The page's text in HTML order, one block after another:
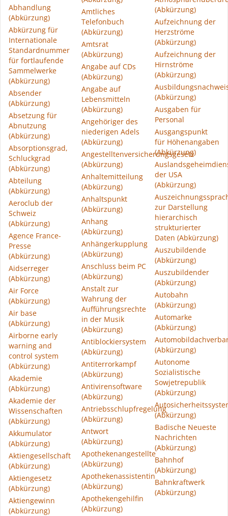
Abhandlung
(Abkürzung)
Abkürzung für
Internationale
Standardnummer
für fortlaufende
Sammelwerke
(Abkürzung)
Absender
(Abkürzung)
Absetzung für
Abnutzung
(Abkürzung)
Absorptionsgrad,
Schluckgrad
(Abkürzung)
Abteilung
(Abkürzung)
Aeroclub der
Schweiz
(Abkürzung)
Agence France-
Presse
(Abkürzung)
Aidserreger
(Abkürzung)
Air Force
(Abkürzung)
Air base
(Abkürzung)
Airborne early
warning and
control system
(Abkürzung)
Akademie
(Abkürzung)
Akademie der
Wissenschaften
(Abkürzung)
Akkumulator
(Abkürzung)
Aktiengesellschaft
(Abkürzung)
Aktiengesetz
(Abkürzung)
Aktiengewinn
(Abkürzung)
Amtliches
Telefonbuch
(Abkürzung)
Amtsrat
(Abkürzung)
Angabe auf CDs
(Abkürzung)
Angabe auf
Lebensmitteln
(Abkürzung)
Angehöriger des
niederigen Adels
(Abkürzung)
Angestelltenversicherungsgesetz
(Abkürzung)
Anhaltemitteilung
(Abkürzung)
Anhaltspunkt
(Abkürzung)
Anhang
(Abkürzung)
Anhängerkupplung
(Abkürzung)
Anschluss beim PC
(Abkürzung)
Anstalt zur
Wahrung der
Aufführungsrechte
in der Musik
(Abkürzung)
Antiblockiersystem
(Abkürzung)
Antiterrorkampf
(Abkürzung)
Antivirensoftware
(Abkürzung)
Antriebsschlupfregelung
(Abkürzung)
Antwort
(Abkürzung)
Apothekenangestellte
(Abkürzung)
Apothekenassistentin
(Abkürzung)
Apothekengehilfin
(Abkürzung)
(Abkürzung)
Aufzeichnung der
Herzströme
(Abkürzung)
Aufzeichnung der
Hirnströme
(Abkürzung)
(Abkürzung)
Ausgaben für
Personal
Ausgangspunkt
für Höhenangaben
(Abkürzung)
der USA
(Abkürzung)
zur Darstellung
hierarchisch
strukturierter
Daten (Abkürzung)
Auszubildende
(Abkürzung)
Auszubildender
(Abkürzung)
Autobahn
(Abkürzung)
Automarke
(Abkürzung)
(Abkürzung)
Autonome
Sozialistische
Sowjetrepublik
(Abkürzung)
(Abkürzung)
Badische Neueste
Nachrichten
(Abkürzung)
Bahnhof
(Abkürzung)
Bahnkraftwerk
(Abkürzung)